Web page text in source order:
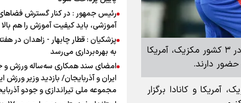
برنا - گروه ورزشی: در گروه سوم مسابقات جام جهانی ۲۰۲۶ که در ۳ کشور مکزیک، آمریکا
جام جهانی ۲۰۲۶ که در مکزیک، آمریکا و کانادا برگزار
رئیس جمهور : در کنار گسترش
آموزشی، باید کیفیت آموزش را هم بالا
پزشکیان : قطار چابهار - زاهدان در
به بهره‌برداری می‌رسد
امضای سند همکاری سه‌ساله ورزش و
ایران و آذربایجان/ بازدید وزیر ورزش
مجموعه ملی تیراندازی و جودو